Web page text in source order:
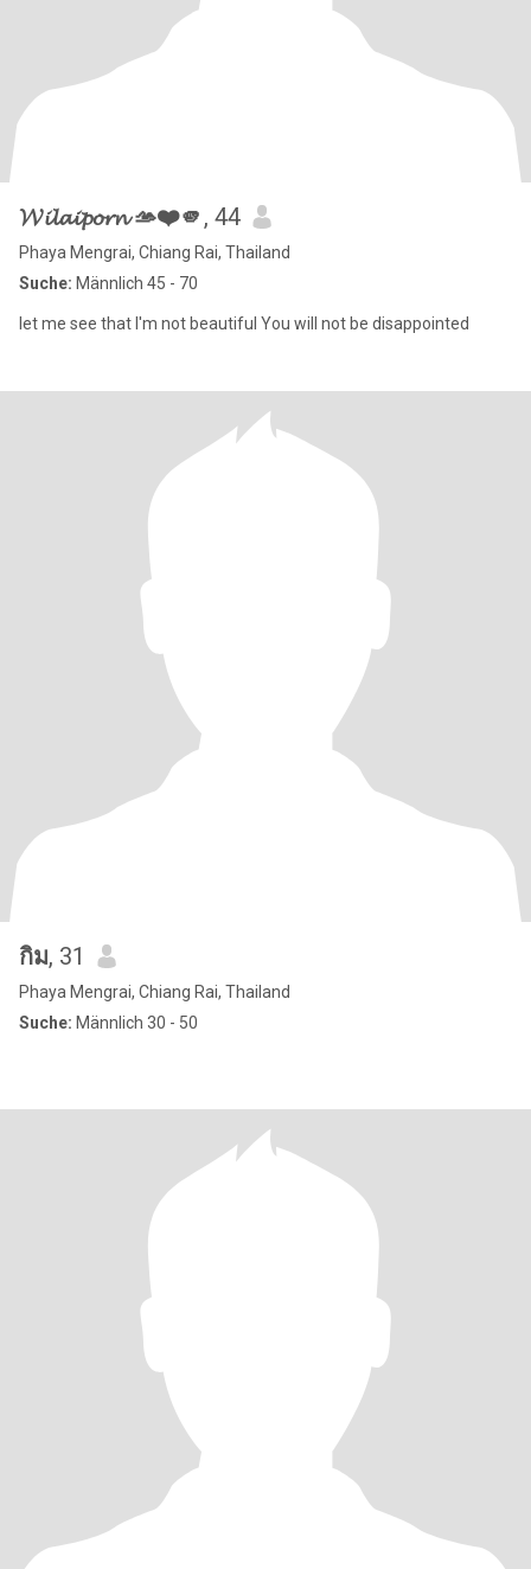
𝓦𝓲𝓵𝓪𝓲𝓹𝓸𝓻𝓷 🫴❤️🫵 , 44
Phaya Mengrai, Chiang Rai, Thailand
Suche: Männlich 45 - 70
let me see that I'm not beautiful You will not be disappointed
กิม, 31
Phaya Mengrai, Chiang Rai, Thailand
Suche: Männlich 30 - 50